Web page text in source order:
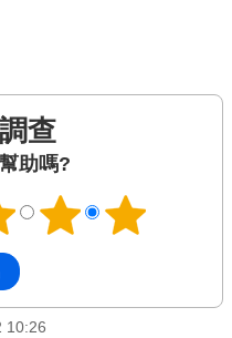
查
助嗎?
10:26